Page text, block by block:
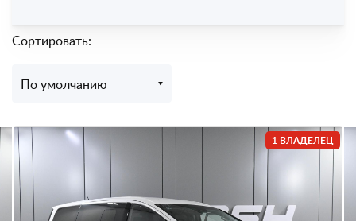
Сортировать:
По умолчанию
1 ВЛАДЕЛЕЦ